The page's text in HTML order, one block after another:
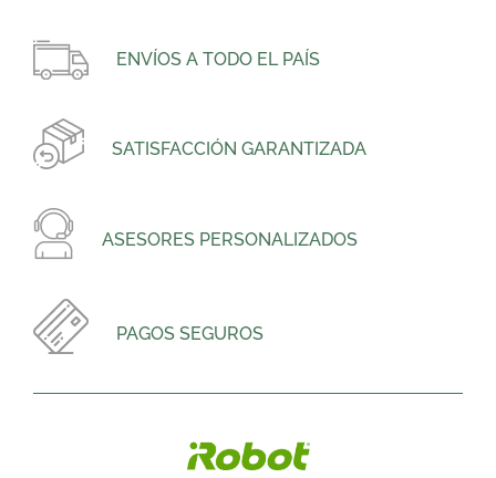
ENVÍOS A TODO EL PAÍS
SATISFACCIÓN GARANTIZADA
ASESORES PERSONALIZADOS
PAGOS SEGUROS